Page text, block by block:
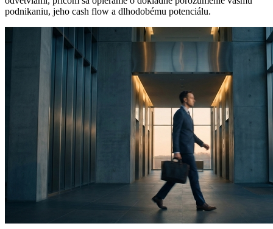
podnikaniu, jeho cash flow a dlhodobému potenciálu.